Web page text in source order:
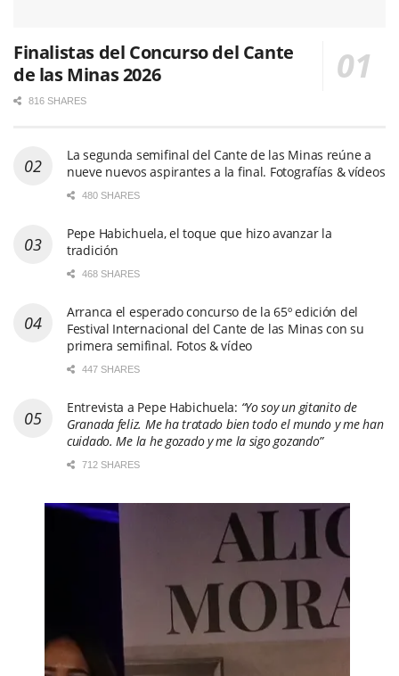
Finalistas del Concurso del Cante
de las Minas 2026
816 SHARES
La segunda semifinal del Cante de las Minas reúne a
nueve nuevos aspirantes a la final. Fotografías & vídeos
480 SHARES
Pepe Habichuela, el toque que hizo avanzar la
tradición
468 SHARES
Arranca el esperado concurso de la 65º edición del
Festival Internacional del Cante de las Minas con su
primera semifinal. Fotos & vídeo
447 SHARES
Entrevista a Pepe Habichuela: “Yo soy un gitanito de
Granada feliz. Me ha tratado bien todo el mundo y me han
cuidado. Me la he gozado y me la sigo gozando”
712 SHARES